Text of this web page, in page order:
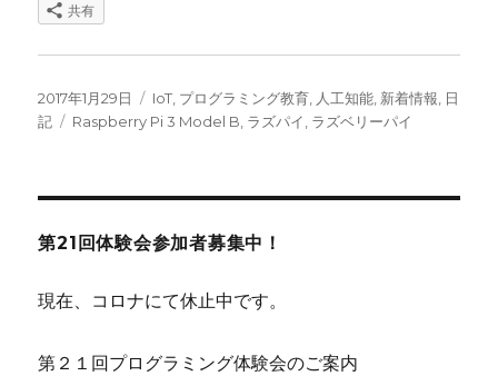
共有
投
稿
2017年1月29日
カ
テ
IoT, プログラミング教育, 人工知能, 新着情報, 日
記
タ
Raspberry Pi 3 Model B, ラズパイ, ラズベリーパイ
第21回体験会参加者募集中！
現在、コロナにて休止中です。
第２１回プログラミング体験会のご案内